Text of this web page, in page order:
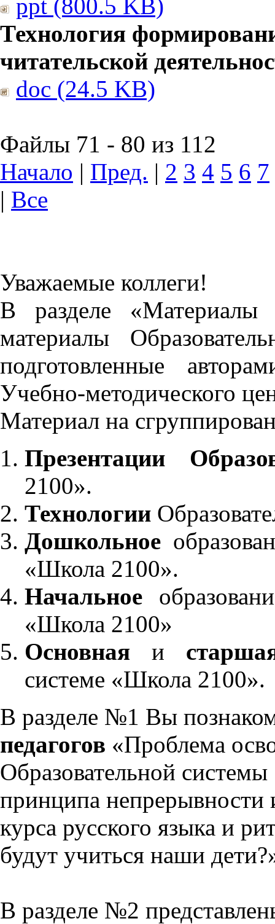
ppt (800.5 KB)
Технология
читательской
doc (24.5 KB)
Файлы 71 - 80 из 112
Начало | Пред. | 2 3 4 5 6 7
| Все
Уважаемые коллеги!
В разделе «Материалы
материалы
подготовленные
Учебно-методического
Материал на
Презентации
2100».
Технологии
Дошкольное
«Школа 2100».
Начальное
«Школа 2100»
Основнаяи
системе «Школа 2100».
В разделе №1 Вы
педагогов «Проблема
Образовательной
принципа непрерывности
курса русского языка и
будут учиться наши
В разделе №2